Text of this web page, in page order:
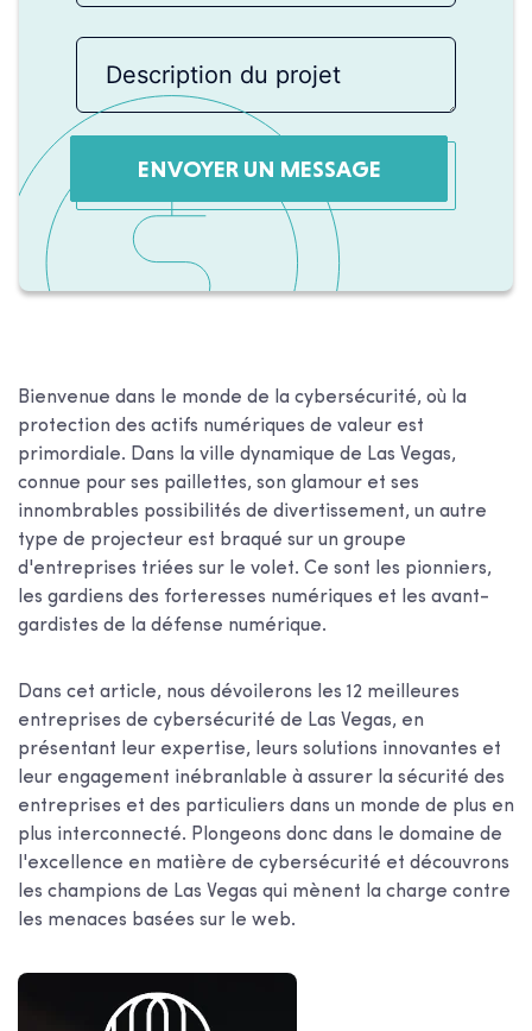
ENVOYER UN MESSAGE
Bienvenue dans le monde de la cybersécurité, où la
protection des actifs numériques de valeur est
primordiale. Dans la ville dynamique de Las Vegas,
connue pour ses paillettes, son glamour et ses
innombrables possibilités de divertissement, un autre
type de projecteur est braqué sur un groupe
d'entreprises triées sur le volet. Ce sont les pionniers,
les gardiens des forteresses numériques et les avant-
gardistes de la défense numérique.
Dans cet article, nous dévoilerons les 12 meilleures
entreprises de cybersécurité de Las Vegas, en
présentant leur expertise, leurs solutions innovantes et
leur engagement inébranlable à assurer la sécurité des
entreprises et des particuliers dans un monde de plus en
plus interconnecté. Plongeons donc dans le domaine de
l'excellence en matière de cybersécurité et découvrons
les champions de Las Vegas qui mènent la charge contre
les menaces basées sur le web.